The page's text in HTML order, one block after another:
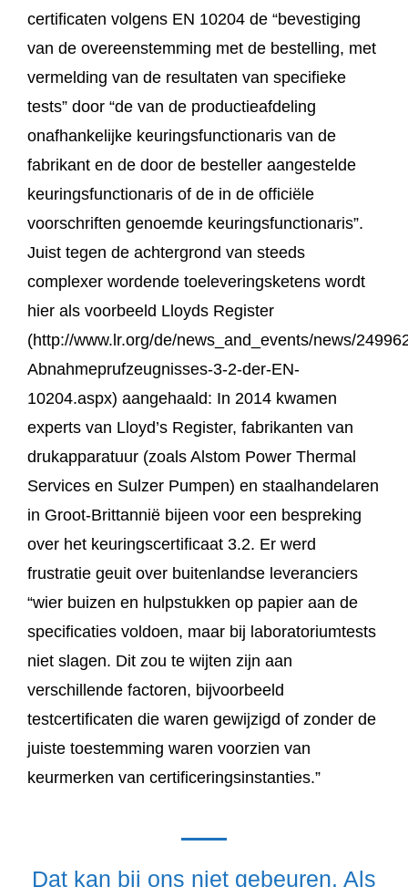
certificaten volgens EN 10204 de “bevestiging
van de overeenstemming met de bestelling, met
vermelding van de resultaten van specifieke
tests” door “de van de productieafdeling
onafhankelijke keuringsfunctionaris van de
fabrikant en de door de besteller aangestelde
keuringsfunctionaris of de in de officiële
voorschriften genoemde keuringsfunctionaris”.
Juist tegen de achtergrond van steeds
complexer wordende toeleveringsketens wordt
hier als voorbeeld Lloyds Register
(http://www.lr.org/de/news_and_events/news/
Abnahmeprufzeugnisses-3-2-der-EN-
10204.aspx) aangehaald: In 2014 kwamen
experts van Lloyd’s Register, fabrikanten van
drukapparatuur (zoals Alstom Power Thermal
Services en Sulzer Pumpen) en staalhandelaren
in Groot-Brittannië bijeen voor een bespreking
over het keuringscertificaat 3.2. Er werd
frustratie geuit over buitenlandse leveranciers
“wier buizen en hulpstukken op papier aan de
specificaties voldoen, maar bij laboratoriumtests
niet slagen. Dit zou te wijten zijn aan
verschillende factoren, bijvoorbeeld
testcertificaten die waren gewijzigd of zonder de
juiste toestemming waren voorzien van
keurmerken van certificeringsinstanties.”
Dat kan bij ons niet gebeuren. Als